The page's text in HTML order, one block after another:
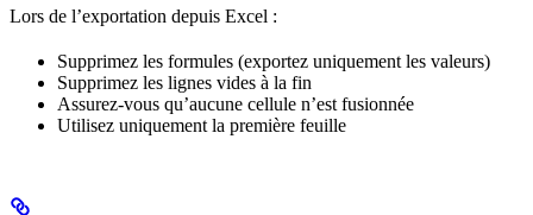
Lors de l’exportation depuis Excel :
Supprimez les formules (exportez uniquement les valeurs)
Supprimez les lignes vides à la fin
Assurez-vous qu’aucune cellule n’est fusionnée
Utilisez uniquement la première feuille